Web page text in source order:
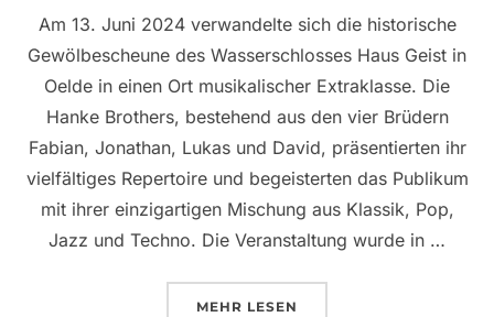
Am 13. Juni 2024 verwandelte sich die historische
Gewölbescheune des Wasserschlosses Haus Geist in
Oelde in einen Ort musikalischer Extraklasse. Die
Hanke Brothers, bestehend aus den vier Brüdern
Fabian, Jonathan, Lukas und David, präsentierten ihr
vielfältiges Repertoire und begeisterten das Publikum
mit ihrer einzigartigen Mischung aus Klassik, Pop,
Jazz und Techno. Die Veranstaltung wurde in …
MEHR ÜBER „EIN
LESEN